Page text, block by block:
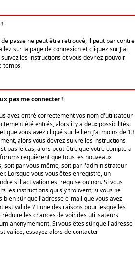
passe ne peut être retrouvé, il peut par contre
sur la page de connexion et cliquez sur J'ai
suivez les instructions et vous devriez pouvoir
temps.
pas me connecter !
avez entré correctement vos nom d'utilisateur
été entrés, alors il y a deux possibilités.
que vous avez cliqué sur le lien J'ai moins de 13
alors vous devrez suivre les instructions
pas le cas, alors peut-être que votre compte a
requièrent que tous les nouveaux
soit par vous-même, soit par l'administrateur
Lorsque vous vous êtes enregistré, un
si l'activation est requise ou non. Si vous
les instructions qui s'y trouvent; si vous ne
bien sûr que l'adresse e-mail que vous avez
valide ? L'une des raisons pour lesquelles
les chances de voir des utilisateurs
anonymement. Si vous êtes sûr que l'adresse
valide, essayez alors de contacter